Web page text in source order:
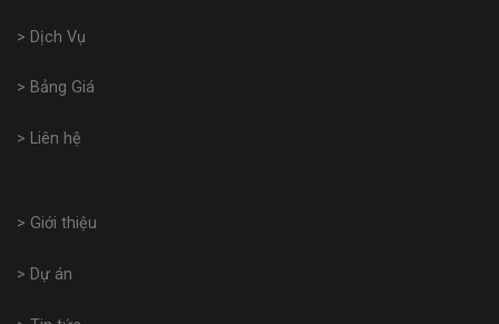
> Dịch Vụ
> Bảng Giá
> Liên hệ
> Giới thiệu
> Dự án